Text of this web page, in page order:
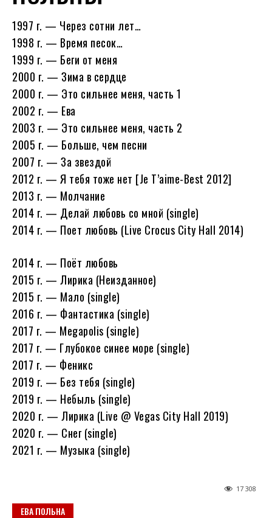
1997 г. — Через сотни лет…
1998 г. — Время песок…
1999 г. — Беги от меня
2000 г. — Зима в сердце
2000 г. — Это сильнее меня, часть 1
2002 г. — Ева
2003 г. — Это сильнее меня, часть 2
2005 г. — Больше, чем песни
2007 г. — За звездой
2012 г. — Я тебя тоже нет [Je T’aime-Best 2012]
2013 г. — Молчание
2014 г. — Делай любовь со мной (single)
2014 г. — Поет любовь (Live Crocus City Hall 2014)
2014 г. — Поёт любовь
2015 г. — Лирика (Неизданное)
2015 г. — Мало (single)
2016 г. — Фантастика (single)
2017 г. — Megapolis (single)
2017 г. — Глубокое синее море (single)
2017 г. — Феникс
2019 г. — Без тебя (single)
2019 г. — Небыль (single)
2020 г. — Лирика (Live @ Vegas City Hall 2019)
2020 г. — Снег (single)
2021 г. — Музыка (single)
17 308
ЕВА ПОЛЬНА